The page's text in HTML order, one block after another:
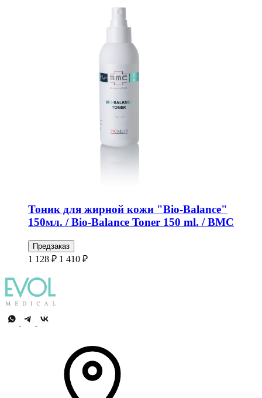
Тоник для жирной кожи "Bio-Balance"
150мл. / Bio-Balance Toner 150 ml. / BMC
Предзаказ
1 128 ₽ 1 410 ₽